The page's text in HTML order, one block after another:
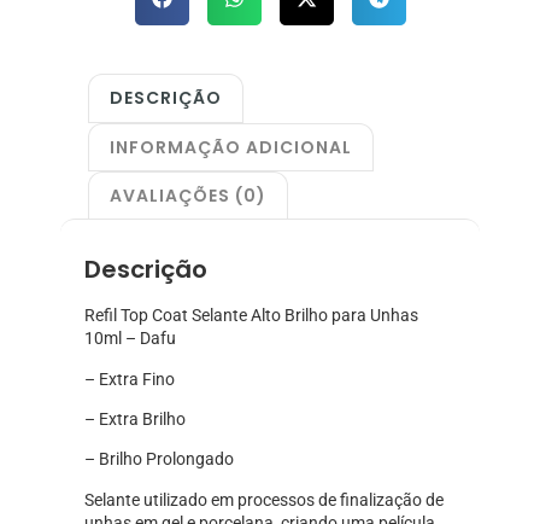
DESCRIÇÃO
INFORMAÇÃO ADICIONAL
AVALIAÇÕES (0)
Descrição
Refil Top Coat Selante Alto Brilho para Unhas
10ml – Dafu
– Extra Fino
– Extra Brilho
– Brilho Prolongado
Selante utilizado em processos de finalização de